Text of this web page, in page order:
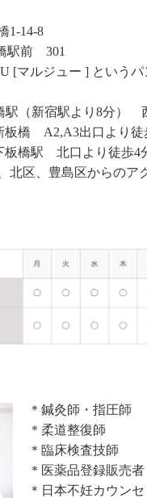
1-14-8
駅前 301
[マルジュー ] という
（新宿駅より8分）
橋 A2,A3出口より徒
橋駅 北口より徒歩4
北区、豊島区からのア
＊鍼灸師・指圧師
＊柔道整復師
＊臨床検査技師
＊医薬品登録販売者
＊日本不妊カウン